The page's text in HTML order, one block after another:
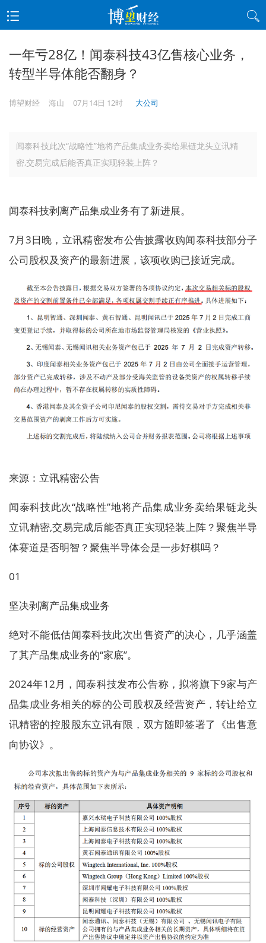
一年亏28亿！闻泰科技43亿售核心业务，
转型半导体能否翻身？
博望财经 海山 07月14日 12时 大公司
闻泰科技此次“战略性”地将产品集成业务卖给果链龙头立讯精
密,交易完成后能否真正实现轻装上阵？
闻泰科技剥离产品集成业务有了新进展。
7月3日晚，立讯精密发布公告披露收购闻泰科技部分子
公司股权及资产的最新进展，该项收购已接近完成。
来源：立讯精密公告
闻泰科技此次“战略性”地将产品集成业务卖给果链龙头
立讯精密,交易完成后能否真正实现轻装上阵？聚焦半导
体赛道是否明智？聚焦半导体会是一步好棋吗？
01
坚决剥离产品集成业务
绝对不能低估闻泰科技此次出售资产的决心，几乎涵盖
了其产品集成业务的“家底”。
2024年12月，闻泰科技发布公告称，拟将旗下9家与产
品集成业务相关的标的公司股权及经营资产，转让给立
讯精密的控股股东立讯有限，双方随即签署了《出售意
向协议》。